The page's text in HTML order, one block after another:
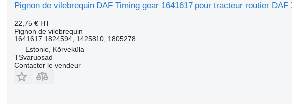
Pignon de vilebrequin DAF Timing gear 1641617 pour tracteur routier DAF
22,75 € HT
Pignon de vilebrequin
1641617 1824594, 1425810, 1805278
Estonie, Kõrveküla
TSvaruosad
Contacter le vendeur